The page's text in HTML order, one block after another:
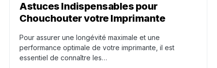
Astuces Indispensables pour
Chouchouter votre Imprimante
Pour assurer une longévité maximale et une
performance optimale de votre imprimante, il est
essentiel de connaître les…